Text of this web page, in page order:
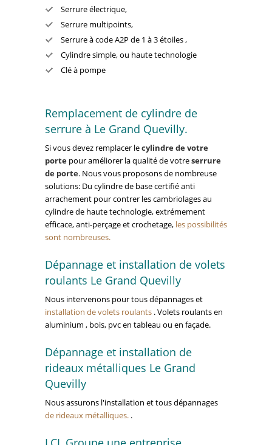
Serrure électrique,
Serrure multipoints,
Serrure à code A2P de 1 à 3 étoiles ,
Cylindre simple, ou haute technologie
Clé à pompe
Remplacement de cylindre de
serrure à Le Grand Quevilly.
Si vous devez remplacer lecylindre de votre
porte pour améliorer la qualité de votreserrure
de porte. Nous vous proposons de nombreuse
solutions: Du cylindre de base certifié anti
arrachement pour contrer les cambriolages au
cylindre de haute technologie, extrémement
efficace, anti-perçage et crochetage, les possibilités
sont nombreuses.
Dépannage et installation de volets
roulants Le Grand Quevilly
Nous intervenons pour tous dépannages et
installation de volets roulants . Volets roulants en
aluminium , bois, pvc en tableau ou en façade.
Dépannage et installation de
rideaux métalliques Le Grand
Quevilly
Nous assurons l'installation et tous dépannages
de rideaux métalliques. .